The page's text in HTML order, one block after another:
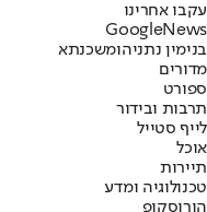
עקבו אחרינו
Googl eNews
בנימין נתניהומשכנתא
מדורים
ספורט
תרבות ובידור
לייף סטייל
אוכל
תיירות
טכנולוגיה ומדע
הורוסקופ